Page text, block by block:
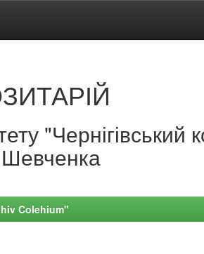
"Чернігівський
Colehium"